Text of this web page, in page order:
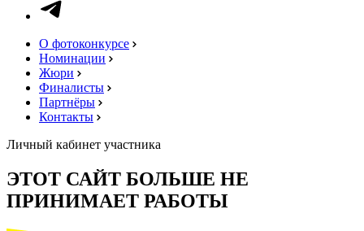
О фотоконкурсе
Номинации
Жюри
Финалисты
Партнёры
Контакты
Личный кабинет участника
ЭТОТ САЙТ БОЛЬШЕ НЕ
ПРИНИМАЕТ РАБОТЫ